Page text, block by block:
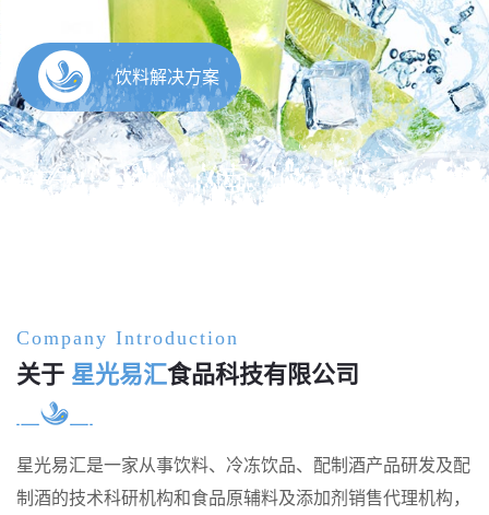
Company Introduction
关于 星光易汇食品科技有限公司
星光易汇是一家从事饮料、冷冻饮品、配制酒产品研发及配
制酒的技术科研机构和食品原辅料及添加剂销售代理机构，